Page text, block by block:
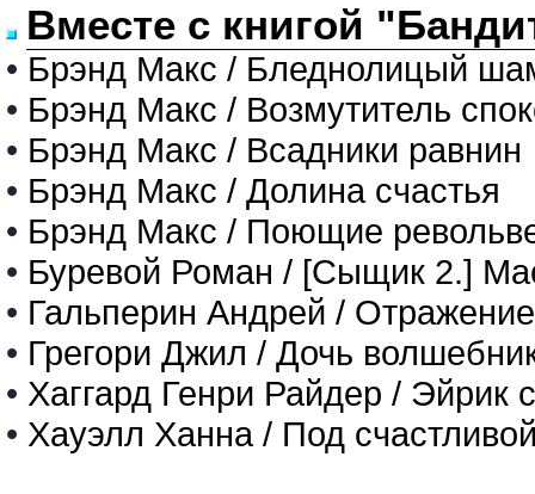
Вместе с книгой
• Брэнд Макс / Бледнолицый
• Брэнд Макс / Возмутитель
• Брэнд Макс / Всадники равнин
• Брэнд Макс / Долина счастья
• Брэнд Макс / Поющие
• Буревой Роман / [Сыщик 2.]
• Гальперин Андрей /
• Грегори Джил / Дочь
• Хаггард Генри Райдер / Эйрик
• Хауэлл Ханна / Под